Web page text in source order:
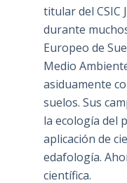
titular del CSIC
durante
Europeo de
Medio
asiduamente
suelos. Sus
la ecología del
aplicación de
edafología.
científica.